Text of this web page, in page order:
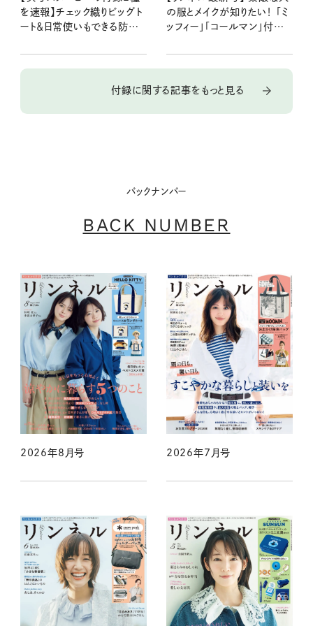
を速報】チェック織りビッグト
ート＆日常使いもできる防災5
2026年10月号・10月号増
刊
の服とメイクが知りたい！ 「ミ
ッフィー」「コールマン」付録と
7月21日発売9月号・9月号
増刊
付録に関する記事をもっと見る
バックナンバー
BACK NUMBER
2026年8月号 2026年7月号